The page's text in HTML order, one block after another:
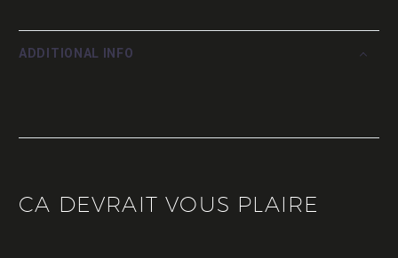
ADDITIONAL INFO
CA DEVRAIT VOUS PLAIRE